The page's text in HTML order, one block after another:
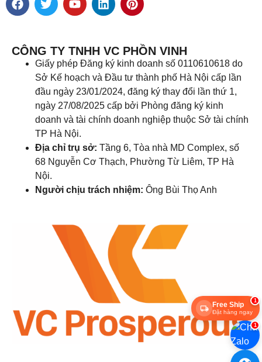
CÔNG TY TNHH VC PHỒN VINH
Giấy phép Đăng ký kinh doanh số 0110610618 do
Sở Kế hoạch và Đầu tư thành phố Hà Nội cấp lần
đầu ngày 23/01/2024, đăng ký thay đổi lần thứ 1,
ngày 27/08/2025 cấp bởi Phòng đăng ký kinh
doanh và tài chính doanh nghiệp thuộc Sở tài chính
TP Hà Nội.
Địa chỉ trụ sở: Tầng 6, Tòa nhà MD Complex, số
68 Nguyễn Cơ Thạch, Phường Từ Liêm, TP Hà
Nội.
Người chịu trách nhiệm: Ông Bùi Thọ Anh
1
Free Ship
Đặt hàng ngay
1